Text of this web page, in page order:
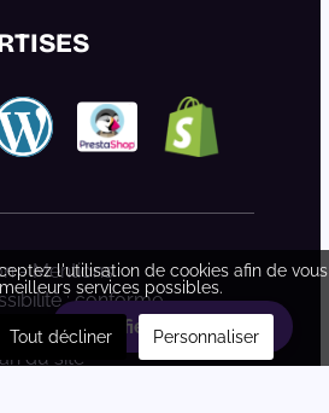
-Mentions
: conforme
Déclaration d'éco-
du site
Planifiez votre rdv
l'utilisation de cookies afin de vous
services possibles.
Tout décliner Personnaliser